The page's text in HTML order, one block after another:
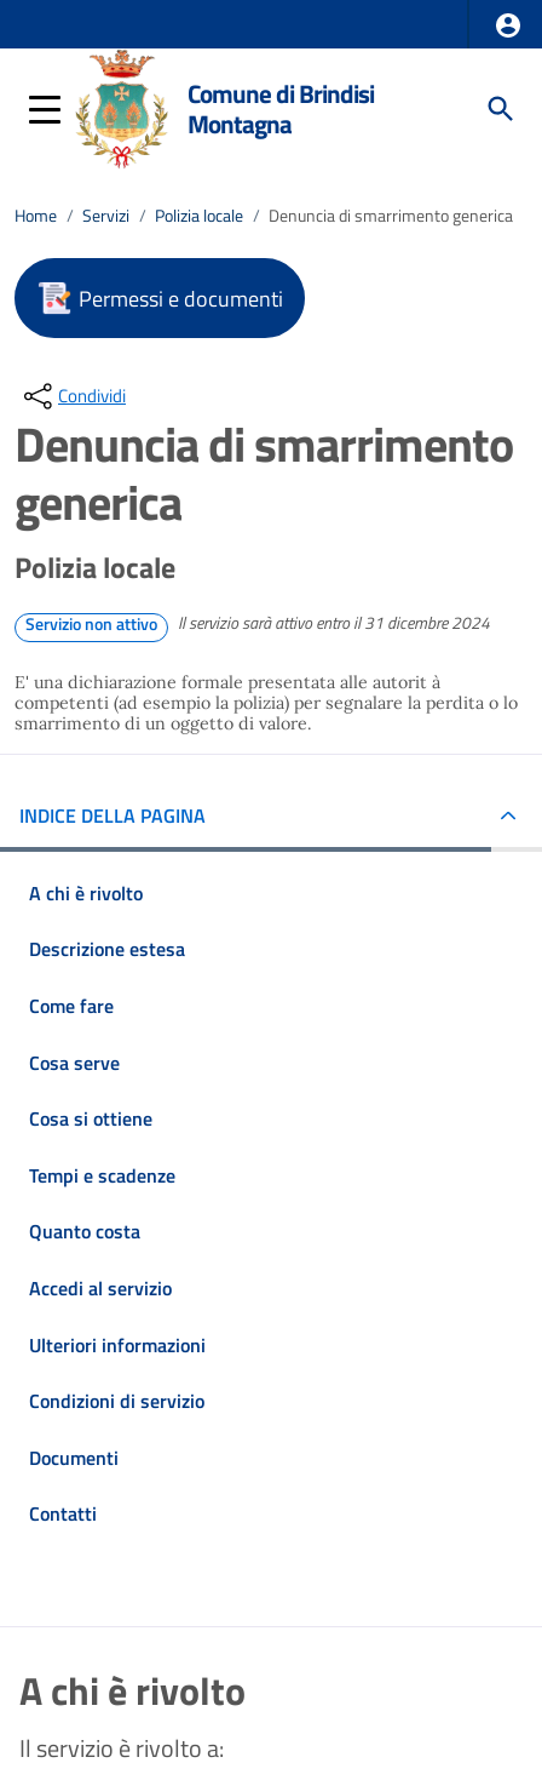
Comune di Brindisi
Montagna
Home / Servizi / Polizia locale / Denuncia di smarrimento generica
Permessi e documenti
Condividi
Denuncia di smarrimento
generica
Polizia locale
Servizio non attivo Il servizio sarà attivo entro il 31 dicembre 2024
E' una dichiarazione formale presentata alle autorit à
competenti (ad esempio la polizia) per segnalare la perdita o lo
smarrimento di un oggetto di valore.
INDICE DELLA PAGINA
A chi è rivolto
Descrizione estesa
Come fare
Cosa serve
Cosa si ottiene
Tempi e scadenze
Quanto costa
Accedi al servizio
Ulteriori informazioni
Condizioni di servizio
Documenti
Contatti
A chi è rivolto
Il servizio è rivolto a: